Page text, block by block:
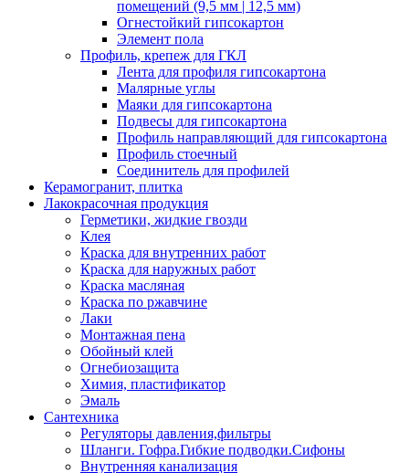
помещений (9,5 мм | 12,5 мм)
Огнестойкий гипсокартон
Элемент пола
Профиль, крепеж для ГКЛ
Лента для профиля гипсокартона
Малярные углы
Маяки для гипсокартона
Подвесы для гипсокартона
Профиль направляющий для гипсокартона
Профиль стоечный
Соединитель для профилей
Керамогранит, плитка
Лакокрасочная продукция
Герметики, жидкие гвозди
Клея
Краска для внутренних работ
Краска для наружных работ
Краска масляная
Краска по ржавчине
Лаки
Монтажная пена
Обойный клей
Огнебиозащита
Химия, пластификатор
Эмаль
Сантехника
Регуляторы давления,фильтры
Шланги. Гофра.Гибкие подводки.Сифоны
Внутренняя канализация